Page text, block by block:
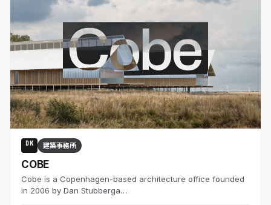
DK 建築事務所
COBE
Cobe is a Copenhagen-based architecture office founded
in 2006 by Dan Stubberga…